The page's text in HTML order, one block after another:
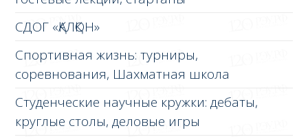
СДОГ «ҚАЛҚОН»
Спортивная жизнь: турниры,
соревнования, Шахматная школа
Студенческие научные кружки: дебаты,
круглые столы, деловые игры